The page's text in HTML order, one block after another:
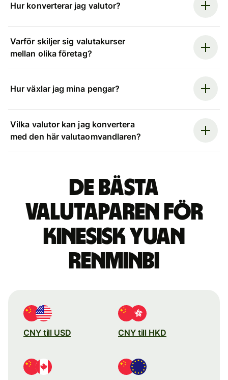
Hur konverterar jag valutor?
Varför skiljer sig valutakurser
mellan olika företag?
Hur växlar jag mina pengar?
Vilka valutor kan jag konvertera
med den här valutaomvandlaren?
De bästa
valutaparen för
kinesisk yuan
renminbi
CNY till USD CNY till HKD